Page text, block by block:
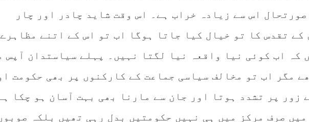
صورتحال اس سے زیادہ خراب ہے۔ اس وقت شاید چادر اور چار
کے تقدس کا تو خیال کیا جاتا ہوگا اب تو اس کے اتنے
کہ اب کوئی نیا واقعہ نیا لگتا نہیں۔ پہلے سیاستدان آپس
مگر اب تو مخالف سیاسی جماعت کے کارکنوں پر بھی حکومت
زور پر تشدد ہوتا اور جان سے مارنا بھی بہت آسان ہو چکا
میں صرف مرکز میں ہی نہیں حکومتیں بدل رہی تھیں بلکہ